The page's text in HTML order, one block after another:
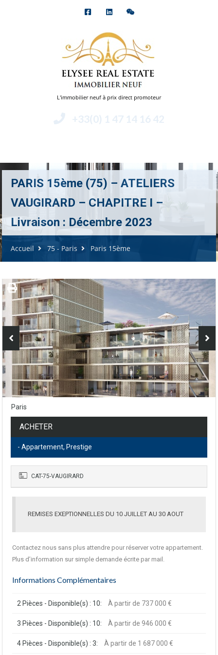
L'immobilier neuf à prix direct promoteur
+33(0) 1 47 14 16 42
PARIS 15ème (75) – ATELIERS
VAUGIRARD – CHAPITRE I –
Livraison : Décembre 2023
Accueil 75 - Paris Paris 15ème
Paris
ACHETER
- Appartement, Prestige
CAT-75-VAUGIRARD
REMISES EXEPTIONNELLES DU 10 JUILLET AU 30 AOUT
Contactez nous sans plus attendre pour réserver votre appartement.
Plus d’information sur simple demande écrite par mail.
Informations Complémentaires
2 Pièces - Disponible(s) : 10: À partir de 737 000 €
3 Pièces - Disponible(s) : 10: À partir de 946 000 €
4 Pièces - Disponible(s) : 3: À partir de 1 687 000 €